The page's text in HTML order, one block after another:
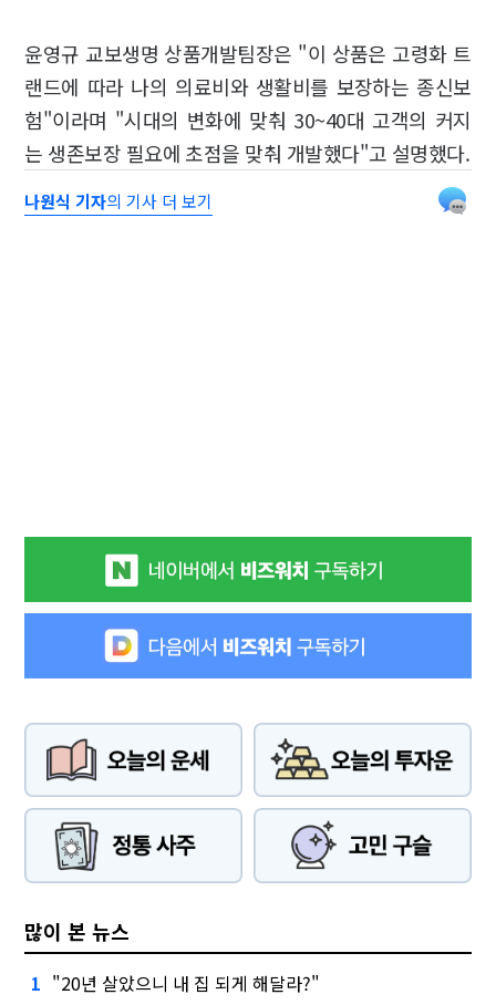
윤영규 교보생명 상품개발팀장은 "이 상품은 고령화 트
랜드에 따라 나의 의료비와 생활비를 보장하는 종신보
험"이라며 "시대의 변화에 맞춰 30~40대 고객의 커지
는 생존보장 필요에 초점을 맞춰 개발했다"고 설명했다.
나원식 기자의 기사 더 보기
많이 본 뉴스
1 "20년 살았으니 내 집 되게 해달라?"